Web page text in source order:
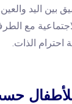
بين اليد والعين.
مع
الذات.
للأطفال